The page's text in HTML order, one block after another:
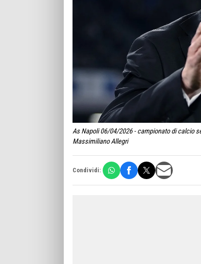
As Napoli 06/04/2026 - campionato di calcio
Massimiliano Allegri
Condividi: